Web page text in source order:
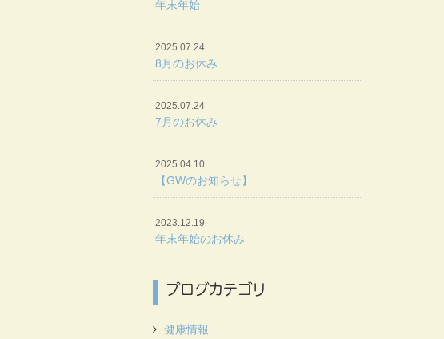
年末年始
2025.07.24
8月のお休み
2025.07.24
7月のお休み
2025.04.10
【GWのお知らせ】
2023.12.19
年末年始のお休み
ブログカテゴリ
健康情報